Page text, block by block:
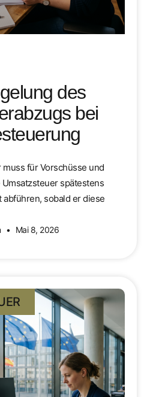
des
bei
für Vorschüsse und
spätestens
abführen, sobald er diese
Mai 8, 2026